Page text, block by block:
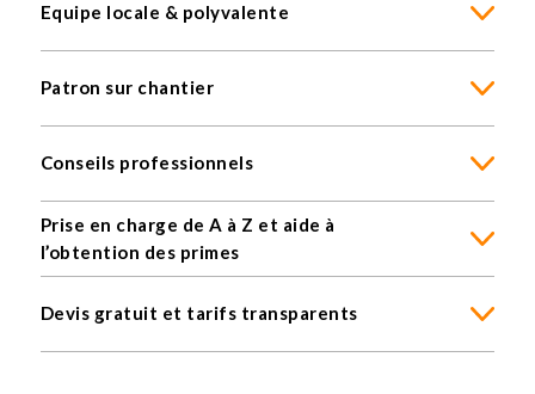
Equipe locale & polyvalente
Patron sur chantier
Conseils professionnels
Prise en charge de A à Z et aide à
l’obtention des primes
Devis gratuit et tarifs transparents